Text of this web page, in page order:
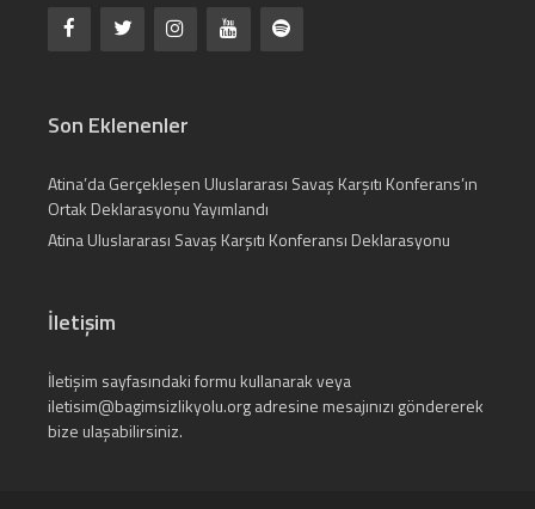
Son Eklenenler
Atina’da Gerçekleşen Uluslararası Savaş Karşıtı Konferans’ın
Ortak Deklarasyonu Yayımlandı
Atina Uluslararası Savaş Karşıtı Konferansı Deklarasyonu
İletişim
İletişim sayfasındaki formu kullanarak veya
iletisim@bagimsizlikyolu.orgadresine mesajınızı göndererek
bize ulaşabilirsiniz.